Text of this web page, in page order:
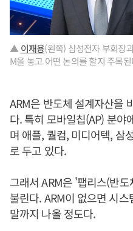
▲ 이재용(왼쪽) 삼성전자 부회장
M을 놓고 어떤 논의를 할지 주목된
ARM은 반도체 설계자산을
다. 특히 모바일칩(AP) 분야
며 애플, 퀄컴, 미디어텍, 삼
로 두고 있다.
그래서 ARM은 '팹리스(반
불린다. ARM이 없으면 시
말까지 나올 정도다.